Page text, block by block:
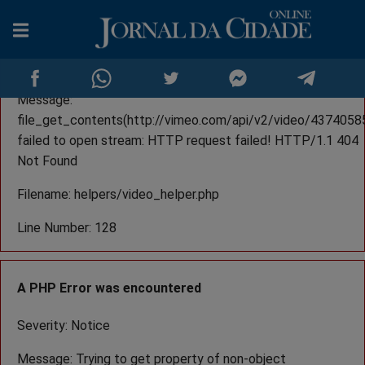
A PHP Error was encountered
Severity: Warning
Message:
file_get_contents(http://vimeo.com/api/v2/video/
failed to open stream: HTTP request failed! HTTP/1.1 404
Not Found
Filename: helpers/video_helper.php
Line Number: 128
A PHP Error was encountered
Severity: Notice
Message: Trying to get property of non-object
Compartilhar
no
Facebook
Compartilhar
Whatsapp
Compartilhar
no
Compartilhar